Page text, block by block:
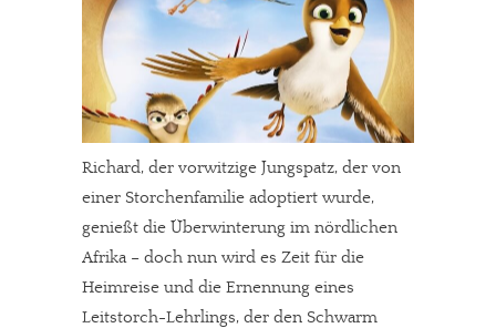
Richard, der vorwitzige Jungspatz, der von
einer Storchenfamilie adoptiert wurde,
genießt die Überwinterung im nördlichen
Afrika – doch nun wird es Zeit für die
Heimreise und die Ernennung eines
Leitstorch-Lehrlings, der den Schwarm